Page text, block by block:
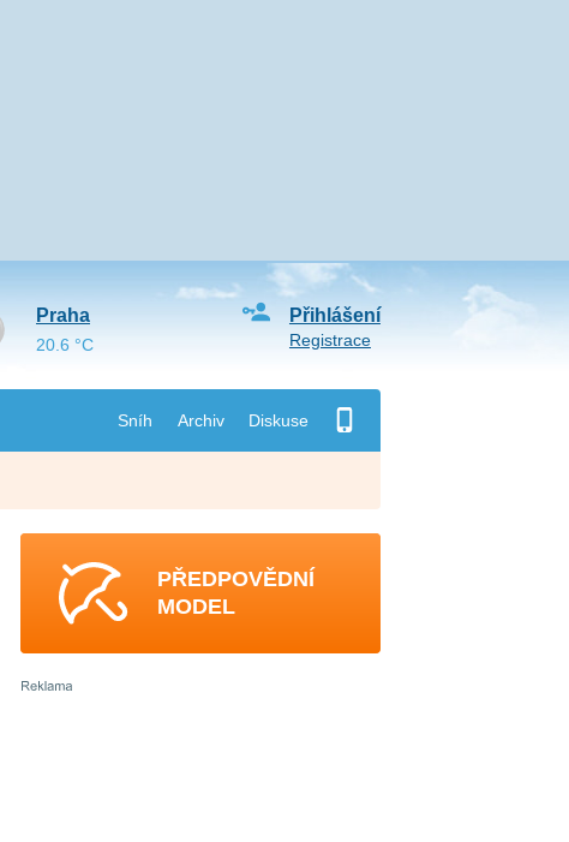
Sníh Archiv Diskuse
Přihlášení
Registrace
Praha
20.6 °C
PŘEDPOVĚDNÍ
MODEL